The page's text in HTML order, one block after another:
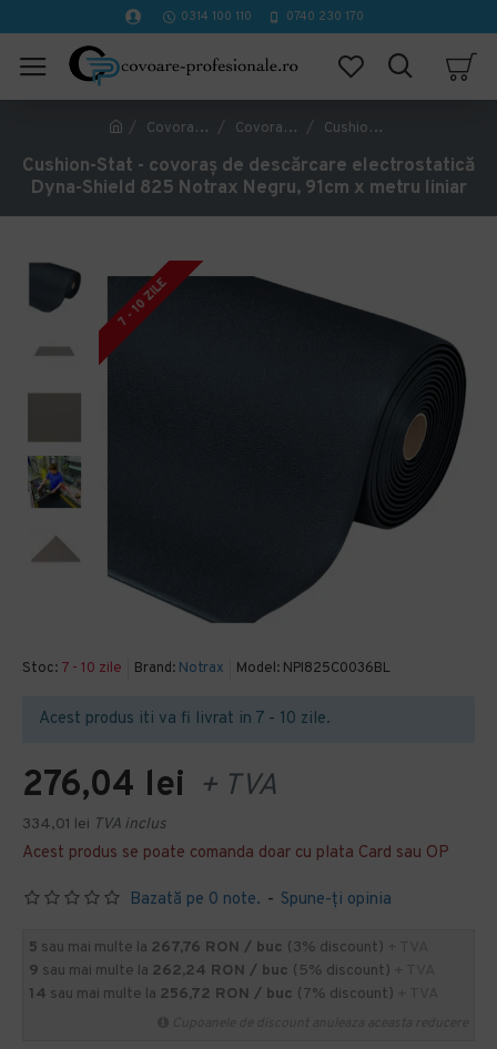
0314 100 110 0740 230 170
Covorase Profesionale Covorase ergonomice anti oboseala Cushion-Stat - covoraș de descărcare electrostatică Dyna-Shield 825 Notrax Negru, 91cm x metru liniar
Cushion-Stat - covoraș de descărcare electrostatică
Dyna-Shield 825 Notrax Negru, 91cm x metru liniar
7 - 10 ZILE
Stoc: 7 - 10 zile Brand: Notrax Model: NPI825C0036BL
Acest produs iti va fi livrat in 7 - 10 zile.
Bazată pe 0 note. - Spune-ţi opinia
276,04 lei + TVA
334,01 lei TVA inclus
Acest produs se poate comanda doar cu plata Card sau OP
5 sau mai multe la 267,76 RON / buc (3% discount)
9 sau mai multe la 262,24 RON / buc (5% discount)
14 sau mai multe la 256,72 RON / buc (7% discount)